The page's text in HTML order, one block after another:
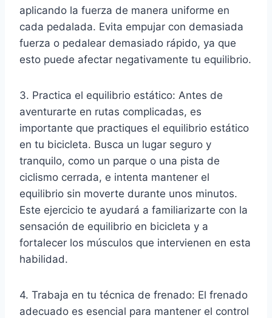
aplicando la fuerza de manera uniforme en
cada pedalada. Evita empujar con demasiada
fuerza o pedalear demasiado rápido, ya que
esto puede afectar negativamente tu equilibrio.
3. Practica el equilibrio estático: Antes de
aventurarte en rutas complicadas, es
importante que practiques el equilibrio estático
en tu bicicleta. Busca un lugar seguro y
tranquilo, como un parque o una pista de
ciclismo cerrada, e intenta mantener el
equilibrio sin moverte durante unos minutos.
Este ejercicio te ayudará a familiarizarte con la
sensación de equilibrio en bicicleta y a
fortalecer los músculos que intervienen en esta
habilidad.
4. Trabaja en tu técnica de frenado: El frenado
adecuado es esencial para mantener el control